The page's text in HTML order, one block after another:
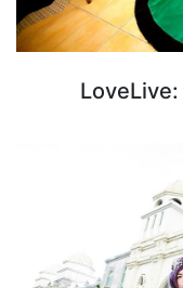
LoveLive: